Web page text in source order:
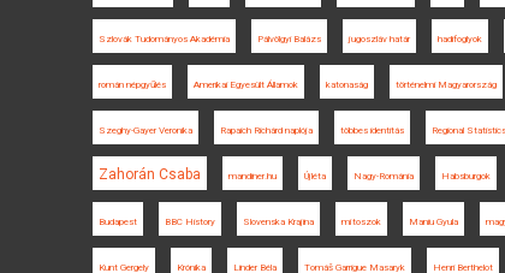
Szlovák Tudományos Akadémia Pálvölgyi Balázs jugoszláv határ hadifoglyok
román népgyűlés Amerikai Egyesült Államok katonaság történelmi Magyarország
Szeghy-Gayer Veronika Rapaich Richárd naplója többes identitás Regional Statistics
Zahorán Csaba mandiner.hu Újléta Nagy-Románia Habsburgok
Budapest BBC History Slovenska Krajina mítoszok Maniu Gyula
Kunt Gergely Krónika Linder Béla Tomáš Garrigue Masaryk Henri Berthelot